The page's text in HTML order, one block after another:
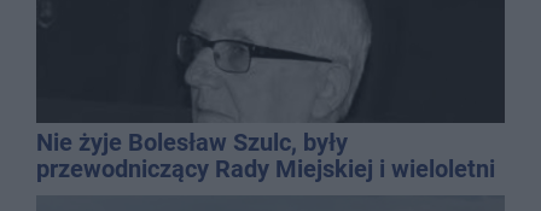
Nie żyje Bolesław Szulc, były
przewodniczący Rady Miejskiej i wieloletni
dyrektor SP 14